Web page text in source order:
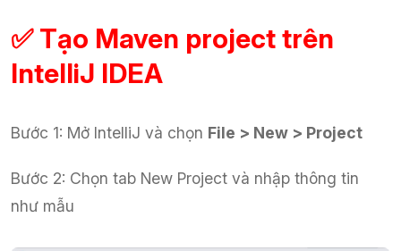
✅ Tạo Maven project trên
IntelliJ IDEA
Bước 1: Mở IntelliJ và chọn File > New > Project
Bước 2: Chọn tab New Project và nhập thông tin
như mẫu